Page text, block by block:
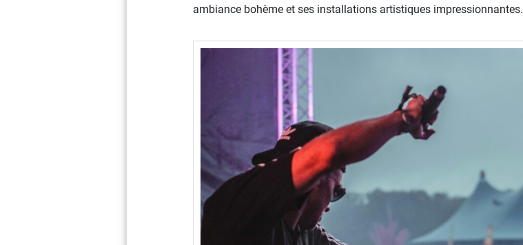
ambiance bohème et ses installations artistiques impressionnantes.